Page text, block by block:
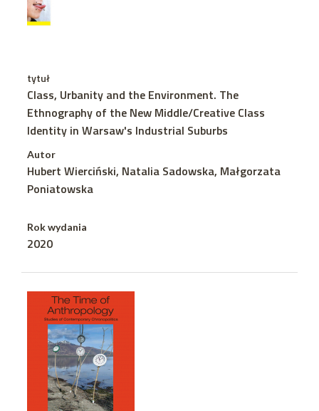
tytuł
Class, Urbanity and the Environment. The
Ethnography of the New Middle/Creative Class
Identity in Warsaw's Industrial Suburbs
Autor
Hubert Wierciński, Natalia Sadowska, Małgorzata
Poniatowska
Rok wydania
2020